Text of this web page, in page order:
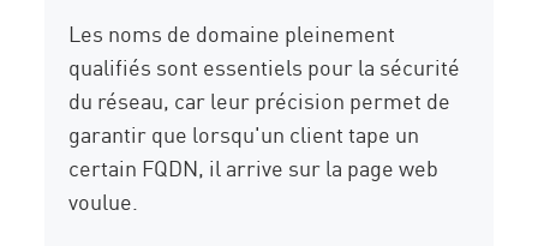
Les noms de domaine pleinement
qualifiés sont essentiels pour la sécurité
du réseau, car leur précision permet de
garantir que lorsqu'un client tape un
certain FQDN, il arrive sur la page web
voulue.